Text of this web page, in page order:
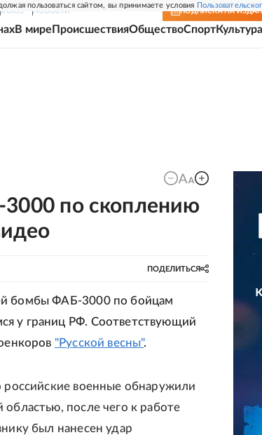
пользоваться сайтом, вы принимаете условия
СОЮЗ НОВОСТИ ПОДПИСКА НА
В мире ПроисшествияОбществоСпортКультура
по скоплению
ПОДЕЛИТЬСЯ
бомбы ФАБ-3000 по бойцам
у границ РФ. Соответствующий
"Русской весны".
российские военные обнаружили
после чего к работе
был нанесен удар